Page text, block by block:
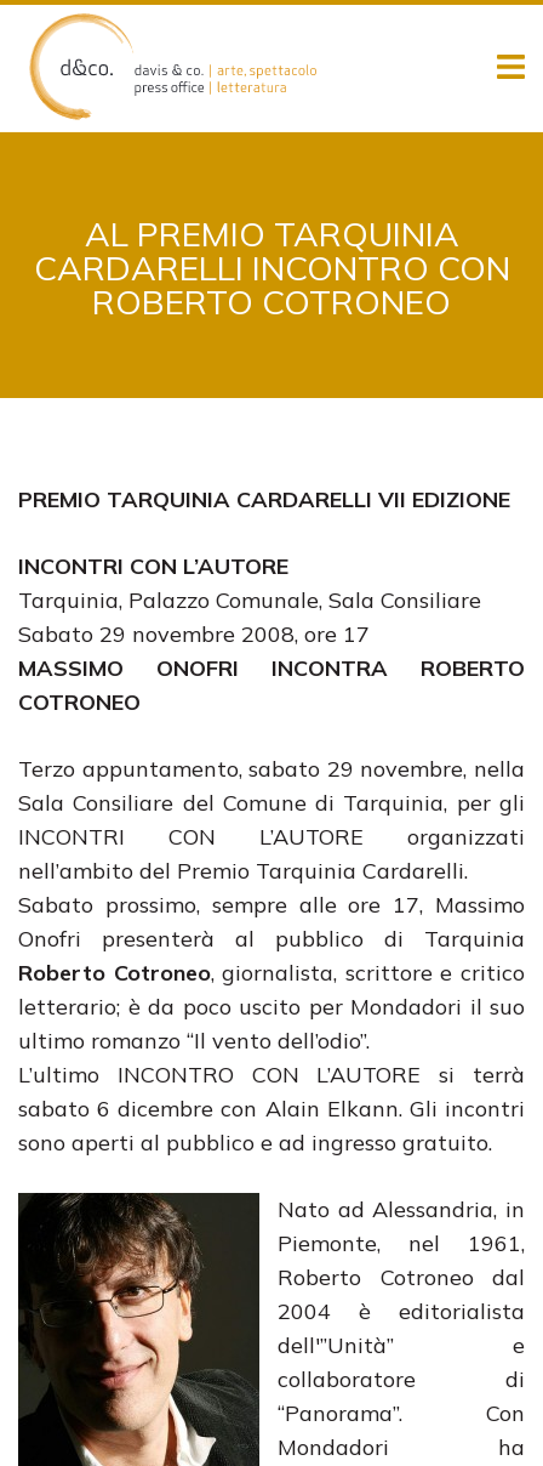
content
AL PREMIO TARQUINIA
CARDARELLI INCONTRO CON
ROBERTO COTRONEO
PREMIO TARQUINIA CARDARELLI VII EDIZIONE
INCONTRI CON L’AUTORE
Tarquinia, Palazzo Comunale, Sala Consiliare
Sabato 29 novembre 2008, ore 17
MASSIMO ONOFRI INCONTRA ROBERTO
COTRONEO
Terzo appuntamento, sabato 29 novembre, nella
Sala Consiliare del Comune di Tarquinia, per gli
INCONTRI CON L’AUTORE organizzati
nell’ambito del Premio Tarquinia Cardarelli.
Sabato prossimo, sempre alle ore 17, Massimo
Onofri presenterà al pubblico di Tarquinia
Roberto Cotroneo, giornalista, scrittore e critico
letterario; è da poco uscito per Mondadori il suo
ultimo romanzo “Il vento dell’odio”.
L’ultimo INCONTRO CON L’AUTORE si terrà
sabato 6 dicembre con Alain Elkann. Gli incontri
sono aperti al pubblico e ad ingresso gratuito.
Nato ad Alessandria, in
Piemonte, nel 1961,
Roberto Cotroneo dal
2004 è editorialista
dell'”Unità” e
collaboratore di
“Panorama”. Con
Mondadori ha